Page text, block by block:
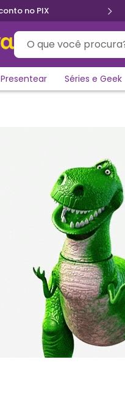
Parcele em até 12x
O que você procura?
Presentear Séries e Geek